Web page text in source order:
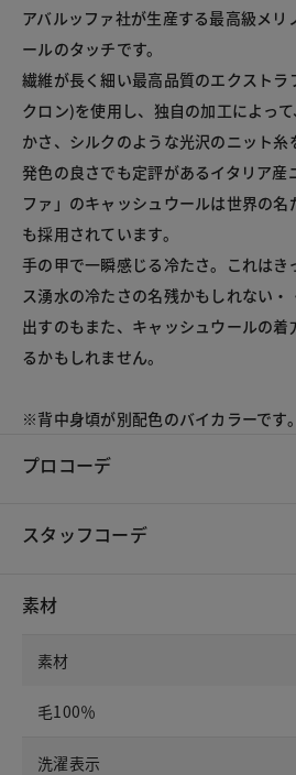
アバルッファ社が生産する最高級メリ
ールのタッチです。
繊維が長く細い最高品質のエクスト
クロン)を使用し、独自の加工によっ
かさ、シルクのような光沢のニット糸
発色の良さでも定評があるイタリア産
ファ」のキャッシュウールは世界の
も採用されています。
手の甲で一瞬感じる冷たさ。これはき
ス湧水の冷たさの名残かもしれない
出すのもまた、キャッシュウールの
るかもしれません。
※背中身頃が別配色のバイカラーです。
プロコーデ
スタッフコーデ
素材
素材
毛100％
洗濯表示